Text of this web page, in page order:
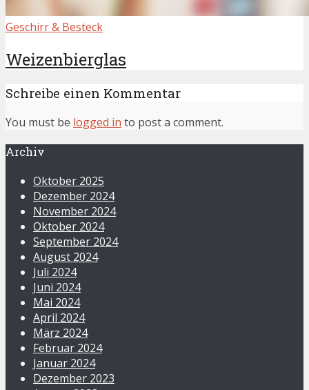
Geschirr & Besteck
Weizenbierglas
Schreibe einen Kommentar
You must be logged in to post a comment.
Archiv
Oktober 2025
Dezember 2024
November 2024
Oktober 2024
September 2024
August 2024
Juli 2024
Juni 2024
Mai 2024
April 2024
März 2024
Februar 2024
Januar 2024
Dezember 2023